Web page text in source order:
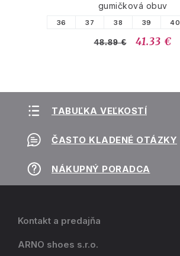
gumičková obuv
36 37 38 39 40
48.89 € 41.33 €
TABUĽKA VEĽKOSTÍ
ČASTO KLADENÉ OTÁZKY
NÁKUPNÝ PORADCA
Kontakt a predajňa
ARNO shoes s.r.o.